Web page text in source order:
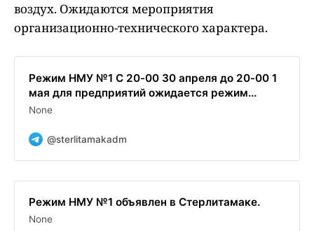
воздух. Ожидаются мероприятия
организационно-технического характера.
Режим НМУ №1 С 20-00 30 апреля до 20-00 1
мая для предприятий ожидается режим...
None
@sterlitamakadm
Режим НМУ №1 объявлен в Стерлитамаке.
None